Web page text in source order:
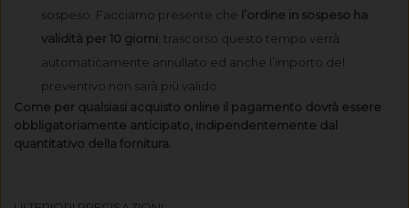
sospeso. Facciamo presente che l’ordine in sospeso ha
validità per 10 giorni ; trascorso questo tempo verrà
automaticamente annullato ed anche l’importo del
preventivo non sarà più valido.
Come per qualsiasi acquisto online il pagamento dovrà essere
obbligatoriamente anticipato, indipendentemente dal
quantitativo della fornitura.